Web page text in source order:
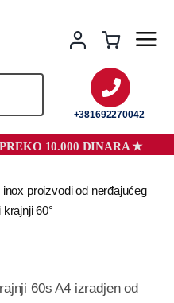
+381692270042
inox proizvodi od nerđajućeg
60°